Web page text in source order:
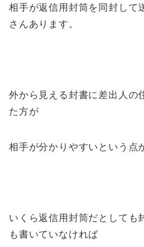
相手が返信用封筒を同封して
さんあります。
外から見える封書に差出人の
た方が
相手が分かりやすいという点
いくら返信用封筒だとしても
も書いていなければ